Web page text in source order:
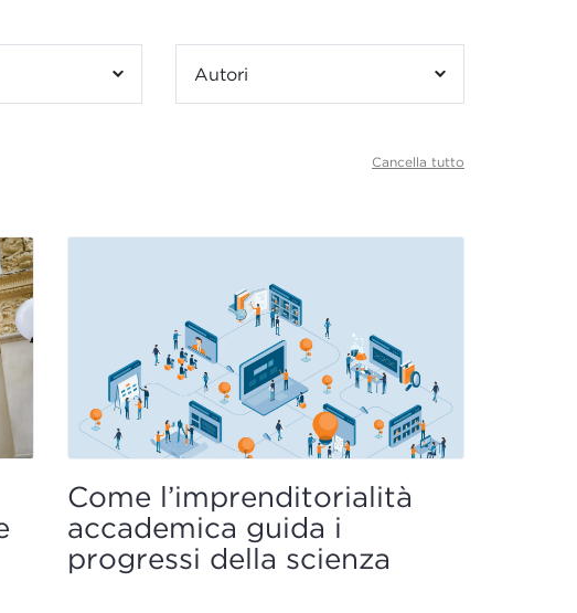
Autori
Cancella tutto
Come l’imprenditorialità
accademica guida i
progressi della scienza